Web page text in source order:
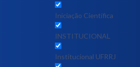
Iniciação Científica
INSTITUCIONAL
Institucional UFRRJ